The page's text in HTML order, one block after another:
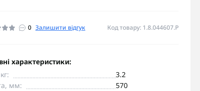
0 Залишити відгук Код товару: 1.8.044607.P
характеристики:
3.2
мм:
570